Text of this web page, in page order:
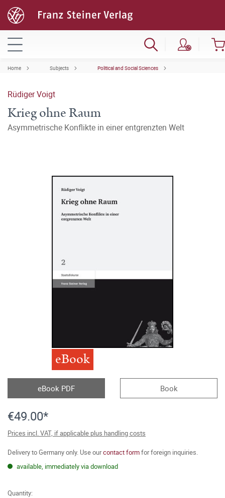
Home Subjects Political and Social Sciences
Rüdiger Voigt
Krieg ohne Raum
Asymmetrische Konflikte in einer entgrenzten Welt
eBook
eBook PDF Book
€49.00*
Prices incl. VAT, if applicable plus handling costs
Delivery to Germany only. Use ourcontact formfor foreign inquiries.
available, immediately via download
Quantity: